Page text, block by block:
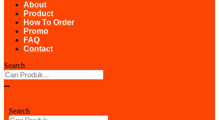
About
Product
How To Order
Promo
FAQ
Contact
Search
Search